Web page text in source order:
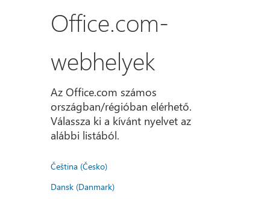
Office.com-
webhelyek
Az Office.com számos
országban/régióban elérhető.
Válassza ki a kívánt nyelvet az
alábbi listából.
Čeština (Česko)
Dansk (Danmark)